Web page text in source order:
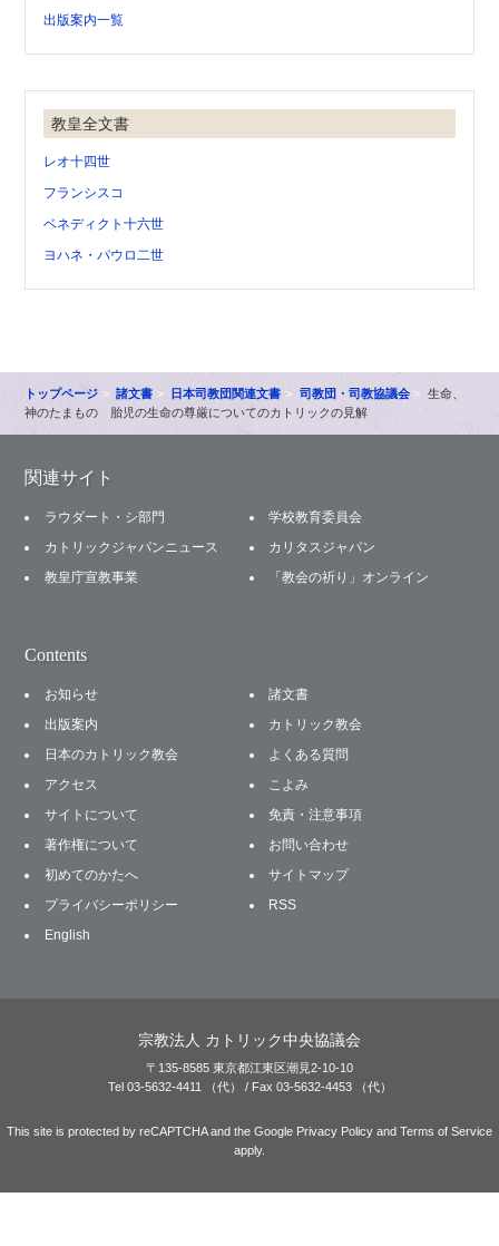
出版案内一覧
教皇全文書
レオ十四世
フランシスコ
ベネディクト十六世
ヨハネ・パウロ二世
トップページ 諸文書 日本司教団関連文書 司教団・司教協議会
生命、
神のたまもの 胎児の生命の尊厳についてのカトリックの見解
関連サイト
ラウダート・シ部門
学校教育委員会
カトリックジャパンニュース
カリタスジャパン
教皇庁宣教事業
「教会の祈り」オンライン
Contents
お知らせ
諸文書
出版案内
カトリック教会
日本のカトリック教会
よくある質問
アクセス
こよみ
サイトについて
免責・注意事項
著作権について
お問い合わせ
初めてのかたへ
サイトマップ
プライバシーポリシー
RSS
English
宗教法人 カトリック中央協議会
〒135-8585 東京都江東区潮見2-10-10
Tel 03-5632-4411 （代） / Fax 03-5632-4453 （代）
This site is protected by reCAPTCHA and the Google Privacy Policy and Terms of Service
apply.